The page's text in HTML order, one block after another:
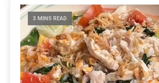
3 MINS READ